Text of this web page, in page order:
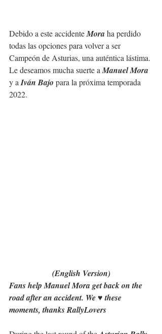
Debido a este accidente Mora ha perdido
todas las opciones para volver a ser
Campeón de Asturias, una auténtica lástima.
Le deseamos mucha suerte a Manuel Mora
y a Iván Bajo para la próxima temporada
2022.
(English Version)
Fans help Manuel Mora get back on the
road after an accident. We ♥ these
moments, thanks RallyLovers